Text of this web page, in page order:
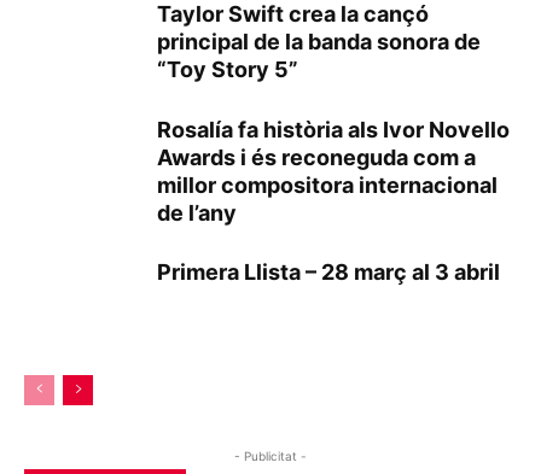
Taylor Swift crea la cançó
principal de la banda sonora de
“Toy Story 5”
Rosalía fa història als Ivor Novello
Awards i és reconeguda com a
millor compositora internacional
de l’any
Primera Llista – 28 març al 3 abril
- Publicitat -